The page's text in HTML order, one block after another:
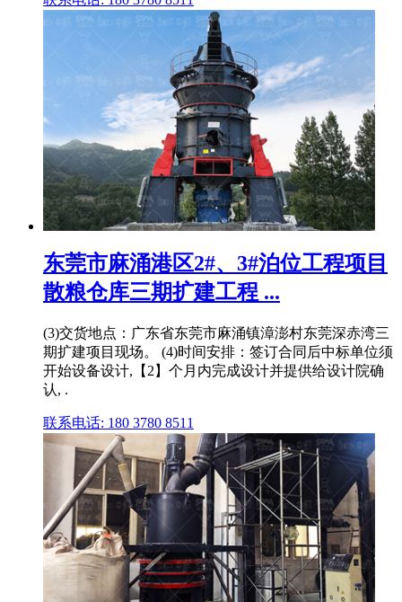
东莞市麻涌港区2#、3#泊位工程项目
散粮仓库三期扩建工程 ...
(3)交货地点：广东省东莞市麻涌镇漳澎村东莞深赤湾三
期扩建项目现场。 (4)时间安排：签订合同后中标单位须
开始设备设计,【2】个月内完成设计并提供给设计院确
认, .
联系电话: 180 3780 8511